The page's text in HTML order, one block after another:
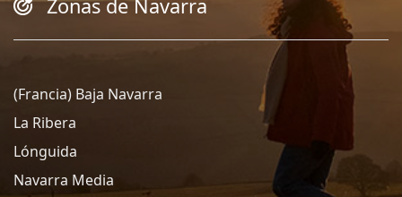
Zonas de Navarra
(Francia) Baja Navarra
La Ribera
Lónguida
Navarra Media